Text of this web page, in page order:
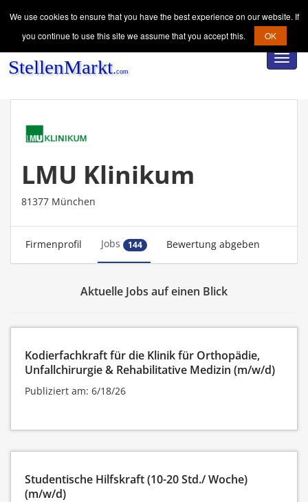
LMU Klinikum
81377 München
Firmenprofil Jobs 144 Bewertung abgeben
Aktuelle Jobs auf einen Blick
Kodierfachkraft für die Klinik für Orthopädie,
Unfallchirurgie & Rehabilitative Medizin (m/w/d)
Publiziert am: 6/18/26
Studentische Hilfskraft (10-20 Std./ Woche)
(m/w/d)
We use cookies to ensure that you have the best experience on our website. If
you continue to use this site we assume that you accept this.
OK